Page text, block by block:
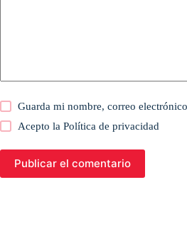
Guarda mi nombre, correo
Acepto laPolítica de privacidad
Publicar el comentario